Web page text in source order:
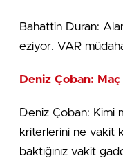
Bahattin Duran:
eziyor. VAR
Deniz Çoban:
Deniz Çoban: Kimi
kriterlerini ne vakit
baktığınız vakit